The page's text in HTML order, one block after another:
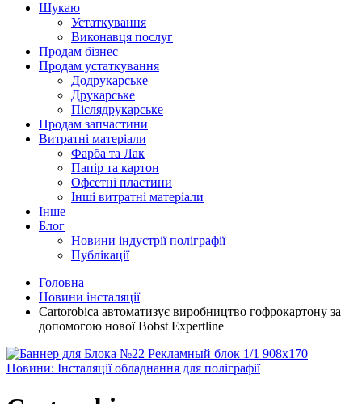
Шукаю
Устаткування
Виконавця послуг
Продам бізнес
Продам устаткування
Додрукарське
Друкарське
Післядрукарське
Продам запчастини
Витратні матеріали
Фарба та Лак
Папір та картон
Офсетні пластини
Інші витратні матеріали
Інше
Блог
Новини індустрії поліграфії
Публікації
Головна
Новини інсталяції
Cartorobica автоматизує виробництво гофрокартону за
допомогою нової Bobst Expertline
Новини: Інсталяції обладнання для поліграфії